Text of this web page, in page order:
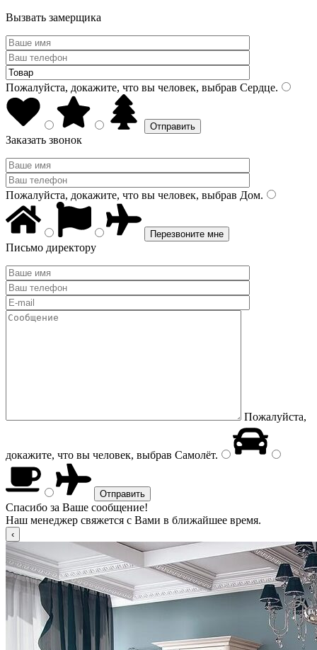
Вызвать замерщика
Пожалуйста, докажите, что вы человек, выбрав Сердце.
Заказать звонок
Пожалуйста, докажите, что вы человек, выбрав Дом.
Письмо директору
Пожалуйста,
докажите, что вы человек, выбрав Самолёт.
Спасибо за Ваше сообщение!
Наш менеджер свяжется с Вами в ближайшее время.